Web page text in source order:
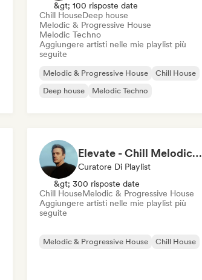
&gt; 100 risposte date
Chill HouseDeep house
Melodic & Progressive House
Melodic Techno
Aggiungere artisti nelle mie playlist più
seguite
Melodic & Progressive House
Chill House
Deep house
Melodic Techno
Elevate - Chill Melodic House by Hayyoo
Curatore Di Playlist
&gt; 300 risposte date
Chill HouseMelodic & Progressive House
Aggiungere artisti nelle mie playlist più
seguite
Melodic & Progressive House Chill House